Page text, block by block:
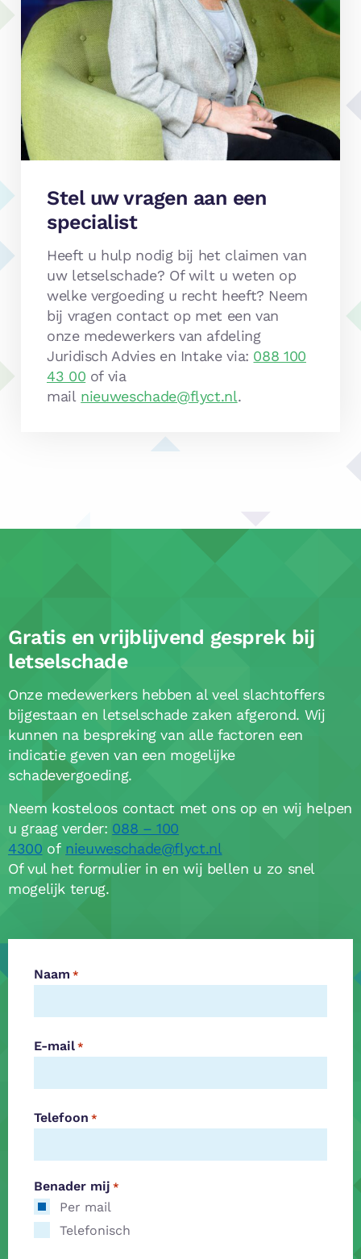
Stel uw vragen aan een
specialist
Heeft u hulp nodig bij het claimen van
uw letselschade? Of wilt u weten op
welke vergoeding u recht heeft? Neem
bij vragen contact op met een van
onze medewerkers van afdeling
Juridisch Advies en Intake via: 088 100
43 00 of via
mail nieuweschade@flyct.nl.
Gratis en vrijblijvend gesprek bij
letselschade
Onze medewerkers hebben al veel slachtoffers
bijgestaan en letselschade zaken afgerond. Wij
kunnen na bespreking van alle factoren een
indicatie geven van een mogelijke
schadevergoeding.
Neem kosteloos contact met ons op en wij helpen
u graag verder: 088 – 100
4300 of nieuweschade@flyct.nl
Of vul het formulier in en wij bellen u zo snel
mogelijk terug.
Naam *
E-mail *
Telefoon *
Benader mij *
Per mail
Telefonisch